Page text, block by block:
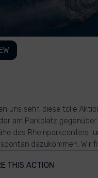
uns sehr, diese tolle
am Parkplatz
des Rheinparkcenters
dazukommen. Wir
THIS ACTION